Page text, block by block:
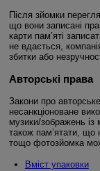
Після зйомки
що вони записані
карти пам’яті
не вдається,
збитки або
Авторські права
Закони про
несанкціоноване
музики/зображень із
також пам’ятати, що
тощо фотозйомка
Вміст упаковки